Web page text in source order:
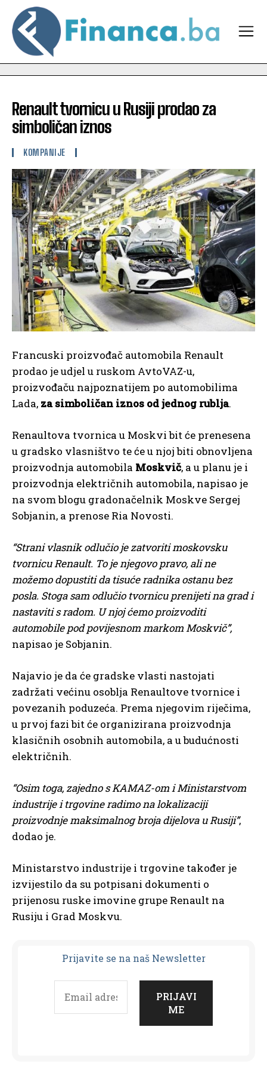
Renault tvornicu u Rusiji prodao za
simboličan iznos
KOMPANIJE
Francuski proizvođač automobila Renault
prodao je udjel u ruskom AvtoVAZ-u,
proizvođaču najpoznatijem po automobilima
Lada, za simboličan iznos od jednog rublja.
Renaultova tvornica u Moskvi bit će prenesena
u gradsko vlasništvo te će u njoj biti obnovljena
proizvodnja automobila Moskvič, a u planu je i
proizvodnja električnih automobila, napisao je
na svom blogu gradonačelnik Moskve Sergej
Sobjanin, a prenose Ria Novosti.
“Strani vlasnik odlučio je zatvoriti moskovsku
tvornicu Renault. To je njegovo pravo, ali ne
možemo dopustiti da tisuće radnika ostanu bez
posla. Stoga sam odlučio tvornicu prenijeti na grad i
nastaviti s radom. U njoj ćemo proizvoditi
automobile pod povijesnom markom Moskvič”,
napisao je Sobjanin.
Najavio je da će gradske vlasti nastojati
zadržati većinu osoblja Renaultove tvornice i
povezanih poduzeća. Prema njegovim riječima,
u prvoj fazi bit će organizirana proizvodnja
klasičnih osobnih automobila, a u budućnosti
električnih.
“Osim toga, zajedno s KAMAZ-om i Ministarstvom
industrije i trgovine radimo na lokalizaciji
proizvodnje maksimalnog broja dijelova u Rusiji”,
dodao je.
Ministarstvo industrije i trgovine također je
izvijestilo da su potpisani dokumenti o
prijenosu ruske imovine grupe Renault na
Rusiju i Grad Moskvu.
Prijavite se na naš Newsletter